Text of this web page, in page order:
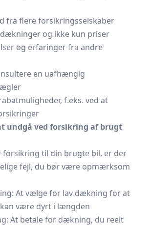
fra flere forsikringsselskaber
og ikke kun priser
og erfaringer fra andre
en uafhængig
f.eks. ved at
undgå ved forsikring af brugt
forsikring til din brugte bil, er der
fejl, du bør være opmærksom
At vælge for lav dækning for at
være dyrt i længden
At betale for dækning, du reelt